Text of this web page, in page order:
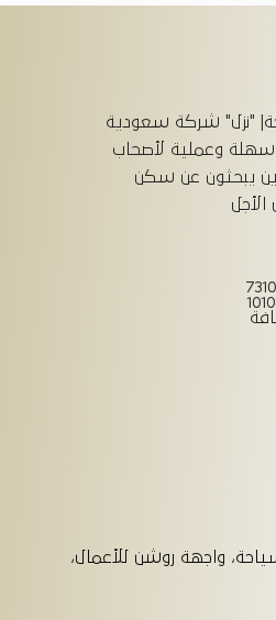
"نزل" شركة سعودية
وعملية لأصحاب
يبحثون عن سكن
واجهة روشن للأعمال،